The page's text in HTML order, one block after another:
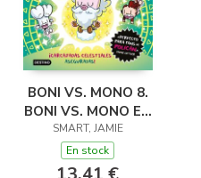
BONI VS. MONO 8.
BONI VS. MONO EN
PUERCO Y ALMA
SMART, JAMIE
En stock